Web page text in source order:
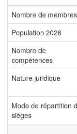
Nombre de membres
Population 2026
Nombre de
compétences
Nature juridique
Mode de répartition
sièges